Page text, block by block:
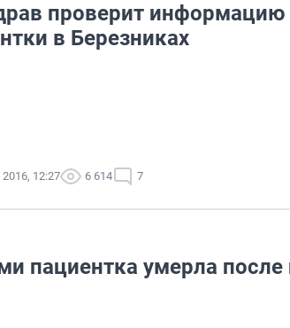
проверит информацию
в Березниках
12:27 6 614 7
пациентка умерла после